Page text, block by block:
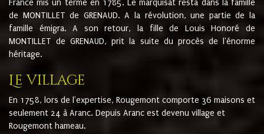
France mis un terme en 1785. Le marquisat resta dans la famille
de MONTILLET de GRENAUD. A la révolution, une partie de la
famille émigra. A son retour, la fille de Louis Honoré de
MONTILLET de GRENAUD, prit la suite du procès de l'énorme
héritage.
Le village
En 1758, lors de l'expertise, Rougemont comporte 36 maisons et
seulement 24 à Aranc. Depuis Aranc est devenu village et
Rougemont hameau.